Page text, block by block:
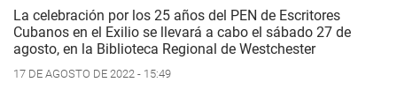
La celebración por los 25 años del PEN de Escritores
Cubanos en el Exilio se llevará a cabo el sábado 27 de
agosto, en la Biblioteca Regional de Westchester
17 DE AGOSTO DE 2022 - 15:49